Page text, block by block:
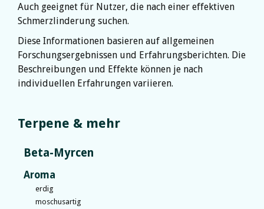
Auch geeignet für Nutzer, die nach einer effektiven
Schmerzlinderung suchen.
Diese Informationen basieren auf allgemeinen
Forschungsergebnissen und Erfahrungsberichten. Die
Beschreibungen und Effekte können je nach
individuellen Erfahrungen variieren.
Terpene & mehr
Beta-Myrcen
Aroma
erdig
moschusartig